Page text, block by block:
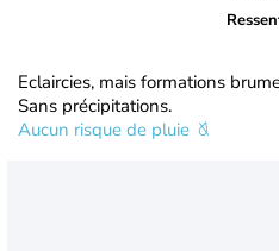
Eclaircies, mais formations
Sans précipitations.
Aucun risque de pluie